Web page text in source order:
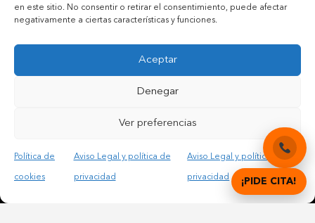
en este sitio. No consentir o retirar el consentimiento, puede afectar
negativamente a ciertas características y funciones.
Aceptar
Denegar
Ver preferencias
Política de
cookies
Aviso Legal y política de
privacidad
Aviso Legal y política de
privacidad
Acepto las condiciones legales y la política de privacidad
¡PIDE CITA!